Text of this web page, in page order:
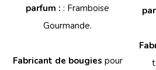
parfum :: Framboise
Gourmande.
Fabricant de bougies pour